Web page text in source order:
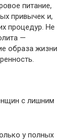
питание,
привычек и,
процедур. Не
—
образа жизни
с лишним
у полных